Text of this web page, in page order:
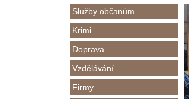
Služby občanům
Krimi
Doprava
Vzdělávání
Firmy